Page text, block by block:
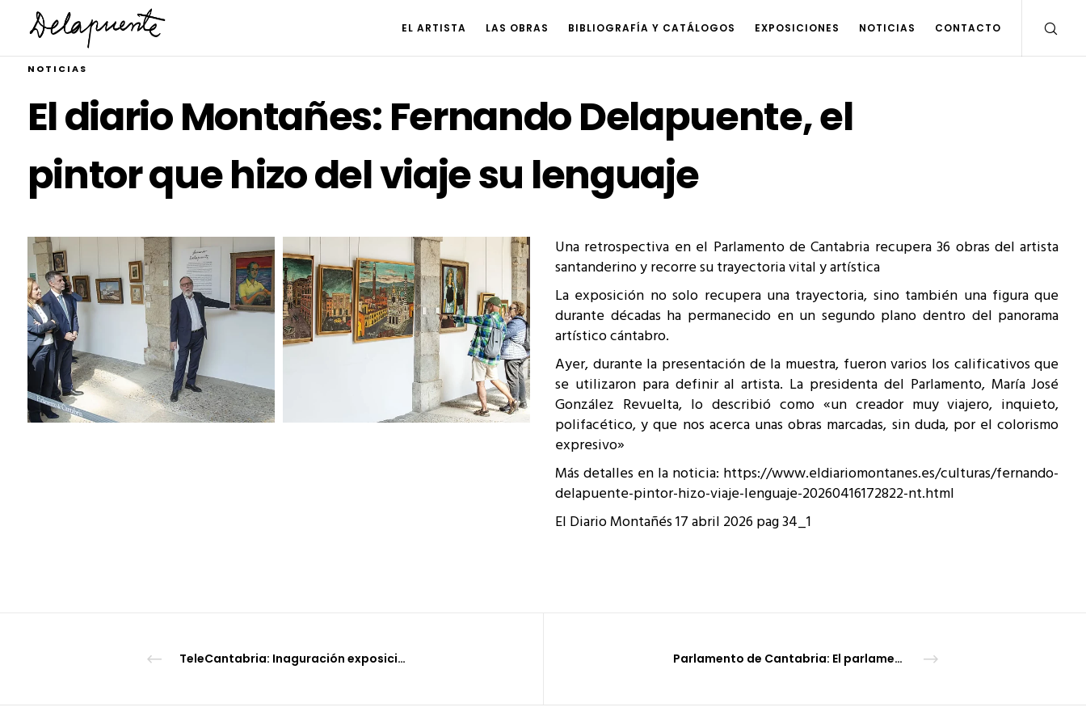
EL ARTISTA LAS OBRAS BIBLIOGRAFÍA Y CATÁLOGOS EXPOSICIONES NOTICIAS CONTACTO
NOTICIAS
El diario Montañes: Fernando Delapuente, el
pintor que hizo del viaje su lenguaje
Una retrospectiva en el Parlamento de Cantabria recupera 36 obras del artista
santanderino y recorre su trayectoria vital y artística
La exposición no solo recupera una trayectoria, sino también una figura que
durante décadas ha permanecido en un segundo plano dentro del panorama
artístico cántabro.
Ayer, durante la presentación de la muestra, fueron varios los calificativos que
se utilizaron para definir al artista. La presidenta del Parlamento, María José
González Revuelta, lo describió como «un creador muy viajero, inquieto,
polifacético, y que nos acerca unas obras marcadas, sin duda, por el colorismo
expresivo»
Más detalles en la noticia: https://www.eldiariomontanes.es/culturas/fernando-
delapuente-pintor-hizo-viaje-lenguaje-20260416172822-nt.html
El Diario Montañés 17 abril 2026 pag 34_1
TeleCantabria: Inaguración exposición del pintor santanderino Parlamento de Cantabria: El parlamento expone la obra del polifacético Delapuente, “Un creador singular”